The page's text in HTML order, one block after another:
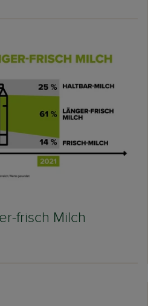
frisch Milch